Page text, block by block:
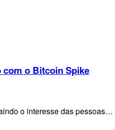
com o Bitcoin Spike
o interesse das pessoas…